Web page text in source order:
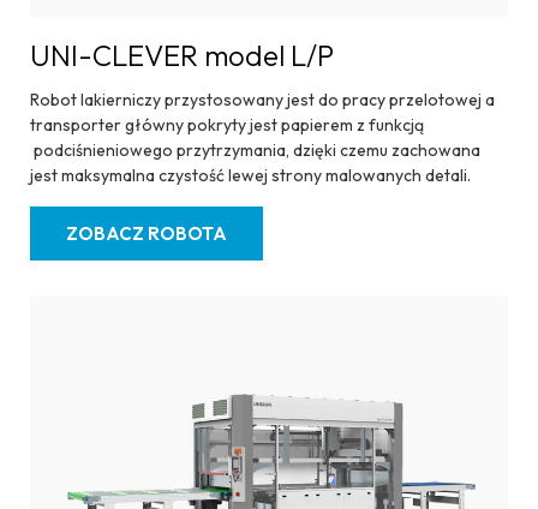
UNI-CLEVER model L/P
Robot lakierniczy przystosowany jest do pracy przelotowej a
transporter główny pokryty jest papierem z funkcją
podciśnieniowego przytrzymania, dzięki czemu zachowana
jest maksymalna czystość lewej strony malowanych detali.
ZOBACZ ROBOTA